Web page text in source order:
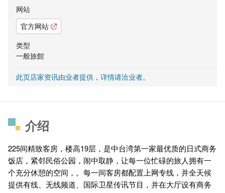
网站
官方网站
类型
一般旅館
此页店家资讯由业者提供，详情请洽业者。
介绍
225间精致客房，楼高19层，是中台湾第一家最优质的日式商务
饭店，紧邻民俗公园，闹中取静，让每一位忙碌的旅人拥有一
个充分休憩的空间，。每一间客房都配置上网专线，并全天候
提供有线、无线频道、国际卫星传讯节目，并在大厅设有商务